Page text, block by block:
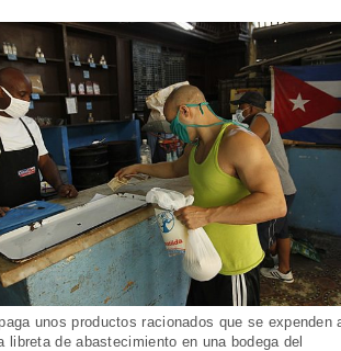
unos productos racionados que se expenden
libreta de abastecimiento en una bodega del